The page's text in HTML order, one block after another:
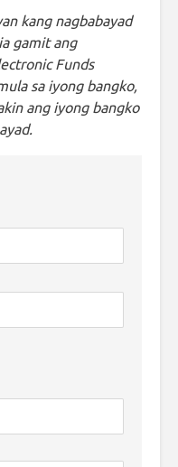
kang nagbabayad
gamit ang
Funds
sa iyong bangko,
ang iyong bangko